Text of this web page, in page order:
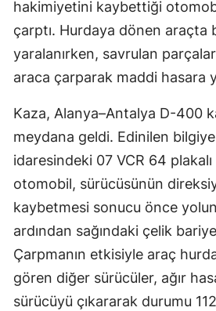
hakimiyetini kaybettiği
çarptı. Hurdaya dönen araçta
yaralanırken, savrulan
araca çarparak maddi hasara
Kaza, Alanya–Antalya D-400
meydana geldi. Edinilen
idaresindeki 07 VCR 64
otomobil, sürücüsünün
kaybetmesi sonucu önce
ardından sağındaki çelik
Çarpmanın etkisiyle araç
gören diğer sürücüler, ağır
sürücüyü çıkararak durumu